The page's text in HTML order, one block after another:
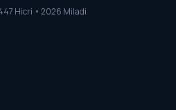
Hicri • 2026 Miladi